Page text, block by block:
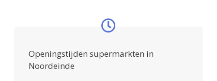
Openingstijden supermarkten in
Noordeinde